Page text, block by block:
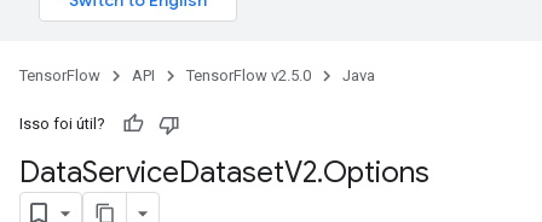
TensorFlow API TensorFlow v2.5.0 Java
Isso foi útil?
DataServiceDatasetV2.Options